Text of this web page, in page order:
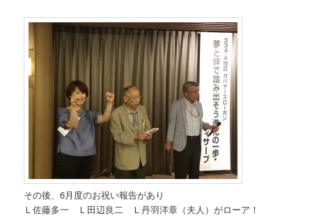
その後、6月度のお祝い報告があり
Ｌ佐藤多一 Ｌ田辺良二 Ｌ丹羽洋章（夫人）がローア！